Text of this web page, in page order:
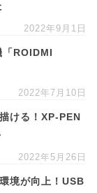
2022年9月1日
ROIDMI
2022年7月10日
ける！XP-PEN
2022年5月26日
境が向上！USB